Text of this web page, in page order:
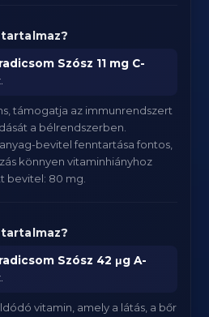
Szósz 11 mg C-
támogatja az immunrendszert
a bélrendszerben.
bevitel fenntartása fontos,
könnyen vitaminhiányhoz
bevitel: 80 mg.
Szósz 42 μg A-
vitamin, amely a látás, a bőr